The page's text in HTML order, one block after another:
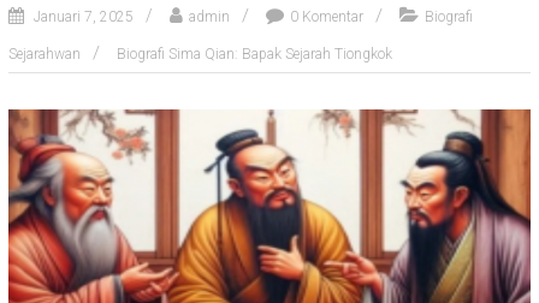
Januari 7, 2025 admin 0 Komentar Biografi
Sejarahwan Biografi Sima Qian: Bapak Sejarah Tiongkok